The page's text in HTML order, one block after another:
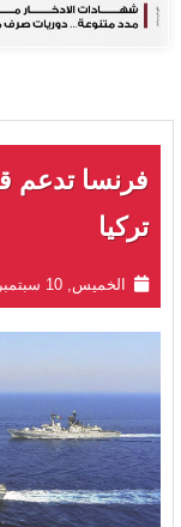
فرنسا تدعم
تركيا
الخميس, 10 سبتمبر 2020